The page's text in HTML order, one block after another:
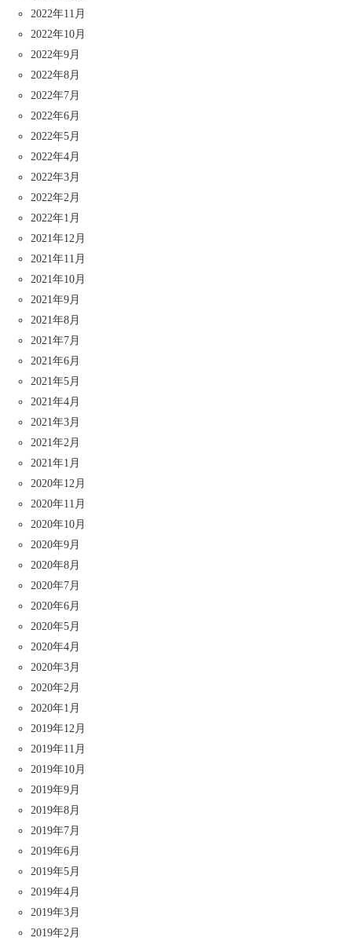
2022年11月
2022年10月
2022年9月
2022年8月
2022年7月
2022年6月
2022年5月
2022年4月
2022年3月
2022年2月
2022年1月
2021年12月
2021年11月
2021年10月
2021年9月
2021年8月
2021年7月
2021年6月
2021年5月
2021年4月
2021年3月
2021年2月
2021年1月
2020年12月
2020年11月
2020年10月
2020年9月
2020年8月
2020年7月
2020年6月
2020年5月
2020年4月
2020年3月
2020年2月
2020年1月
2019年12月
2019年11月
2019年10月
2019年9月
2019年8月
2019年7月
2019年6月
2019年5月
2019年4月
2019年3月
2019年2月